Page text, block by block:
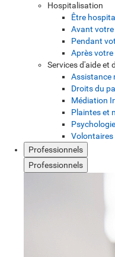
Hospitalisation
Être
Avant
Pendant
Après
Services d'aide et
Assistance
Droits du
Médiation
Plaintes et
Volontaires
Professionnels
Professionnels